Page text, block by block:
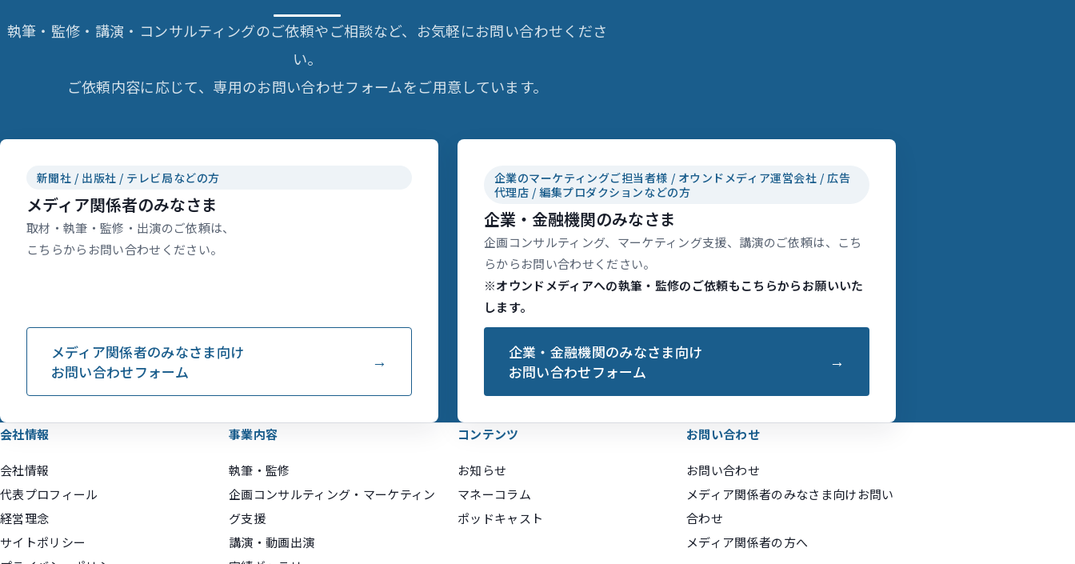
執筆・監修・講演・コンサルティングのご依頼やご相談など、お気軽にお問い合わせくださ
い。
ご依頼内容に応じて、専用のお問い合わせフォームをご用意しています。
新聞社 / 出版社 / テレビ局などの方
メディア関係者のみなさま
取材・執筆・監修・出演のご依頼は、
こちらからお問い合わせください。
メディア関係者のみなさま向け
お問い合わせフォーム
企業のマーケティングご担当者様 / オウンドメディア運営会社 / 広告
代理店 / 編集プロダクションなどの方
企業・金融機関のみなさま
企画コンサルティング、マーケティング支援、講演のご依頼は、こち
らからお問い合わせください。
※オウンドメディアへの執筆・監修のご依頼もこちらからお願いいた
します。
企業・金融機関のみなさま向け
お問い合わせフォーム
会社情報
会社情報
代表プロフィール
経営理念
サイトポリシー
事業内容
執筆・監修
企画コンサルティング・マーケティン
グ支援
講演・動画出演
コンテンツ
お知らせ
マネーコラム
ポッドキャスト
お問い合わせ
お問い合わせ
メディア関係者のみなさま向けお問い
合わせ
メディア関係者の方へ